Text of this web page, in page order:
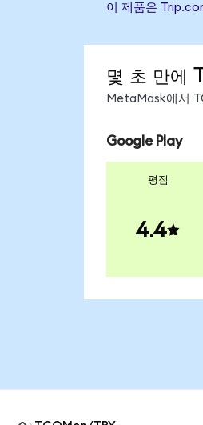
이 제품은
몇 초 만에
MetaMask에서
Google Play
평점
4.4